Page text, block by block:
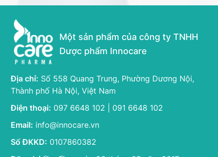
Một sản phẩm của công ty TNHH
Dược phẩm Innocare
Địa chỉ: Số 558 Quang Trung, Phường Dương Nội,
Thành phố Hà Nội, Việt Nam
Điện thoại: 097 6648 102 | 091 6648 102
Email: info@innocare.vn
Số ĐKKD: 0107860382